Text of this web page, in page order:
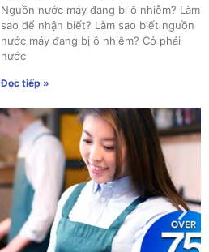
Nguồn nước máy đang bị ô nhiễm? Làm
sao để nhận biết? Làm sao biết nguồn
nước máy đang bị ô nhiễm? Có phải
nước
Đọc tiếp »